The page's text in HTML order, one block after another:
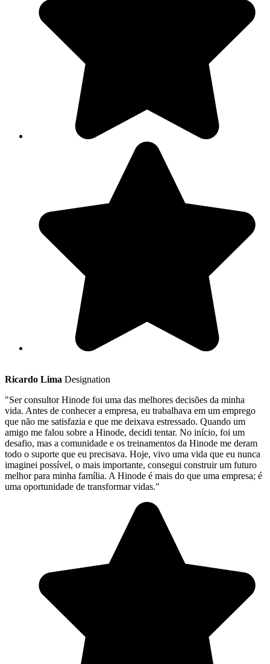
Ricardo Lima Designation
"Ser consultor Hinode foi uma das melhores decisões da minha
vida. Antes de conhecer a empresa, eu trabalhava em um emprego
que não me satisfazia e que me deixava estressado. Quando um
amigo me falou sobre a Hinode, decidi tentar. No início, foi um
desafio, mas a comunidade e os treinamentos da Hinode me deram
todo o suporte que eu precisava. Hoje, vivo uma vida que eu nunca
imaginei possível, o mais importante, consegui construir um futuro
melhor para minha família. A Hinode é mais do que uma empresa; é
uma oportunidade de transformar vidas."